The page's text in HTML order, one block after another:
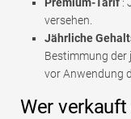
versehen.
Jährliche
Bestimmung
vor Anwendung
Wer verkauft